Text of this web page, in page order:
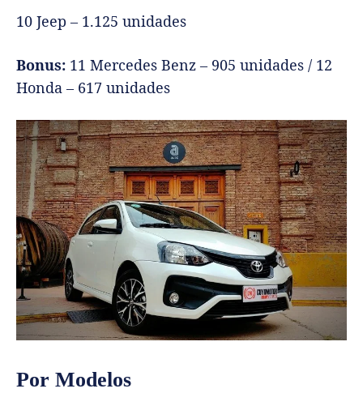
10 Jeep – 1.125 unidades
Bonus: 11 Mercedes Benz – 905 unidades / 12
Honda – 617 unidades
Por Modelos